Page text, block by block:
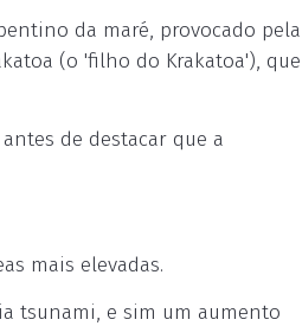
da maré, provocado pela
(o 'filho do Krakatoa'), que
de destacar que a
mais elevadas.
tsunami, e sim um aumento